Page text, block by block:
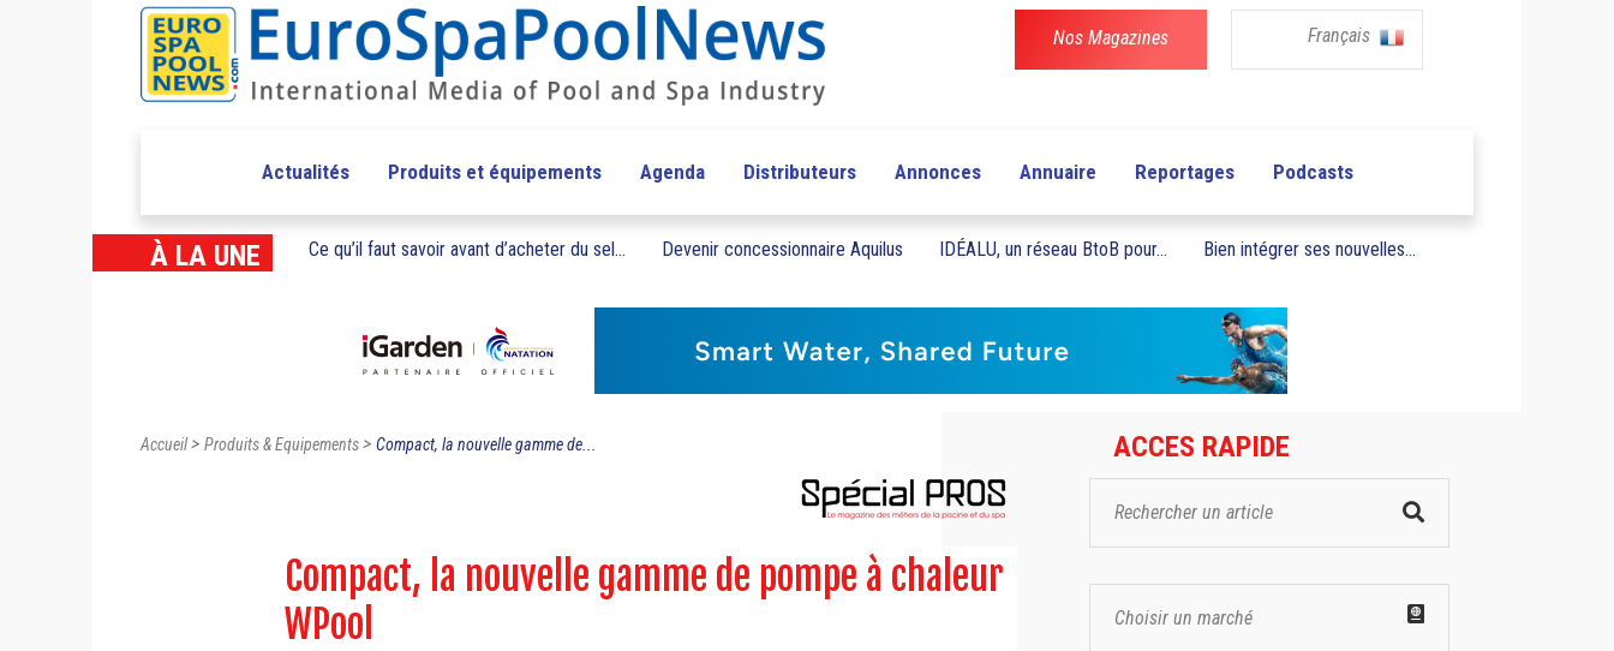
Nos Magazines Français
Actualités Produits et équipements Agenda Distributeurs Annonces Annuaire Reportages Podcasts
À LA UNE Ce qu’il faut savoir avant d’acheter du sel... Devenir concessionnaire Aquilus IDÉALU, un réseau BtoB pour... Bien intégrer ses nouvelles...
Accueil> Produits & Equipements> Compact, la nouvelle gamme de...
Compact, la nouvelle gamme de pompe à chaleur
WPool
ACCES RAPIDE
Choisir un marché